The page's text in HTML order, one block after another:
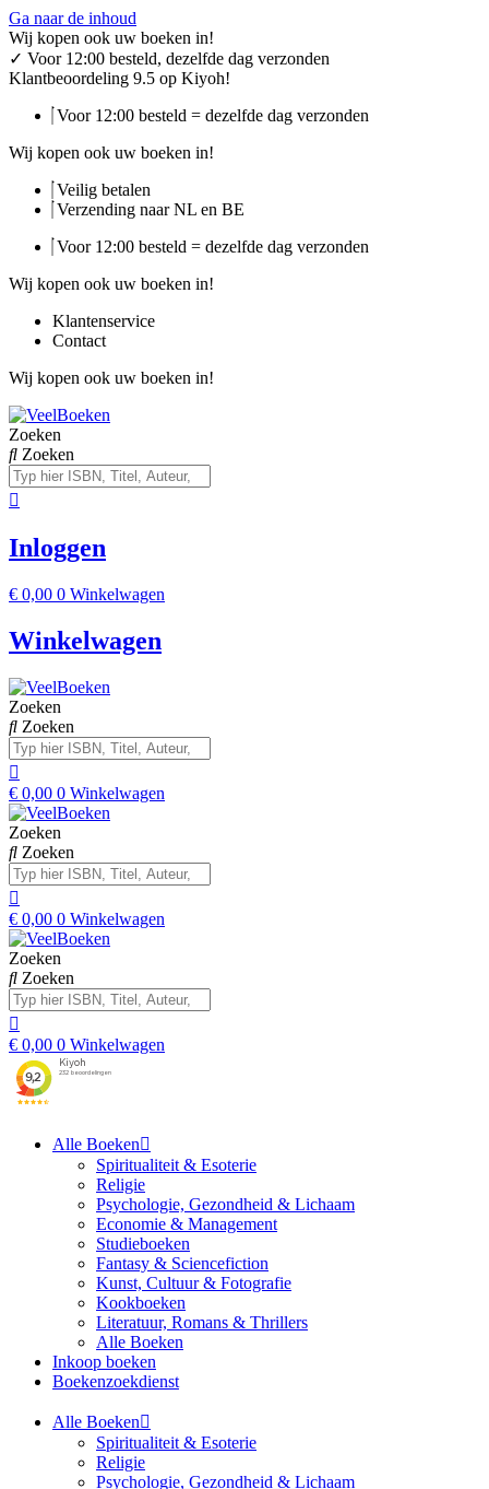
Ga naar de inhoud
Wij kopen ook uw boeken in!
✓ Voor 12:00 besteld, dezelfde dag verzonden
Klantbeoordeling 9.5 op Kiyoh!
Voor 12:00 besteld = dezelfde dag verzonden
Wij kopen ook uw boeken in!
Veilig betalen
Verzending naar NL en BE
Voor 12:00 besteld = dezelfde dag verzonden
Wij kopen ook uw boeken in!
Klantenservice
Contact
Wij kopen ook uw boeken in!
Zoeken
Zoeken
Inloggen
€ 0,00 0 Winkelwagen
Winkelwagen
Zoeken
Zoeken
€ 0,00 0 Winkelwagen
Zoeken
Zoeken
€ 0,00 0 Winkelwagen
Zoeken
Zoeken
€ 0,00 0 Winkelwagen
Alle Boeken
Spiritualiteit & Esoterie
Religie
Psychologie, Gezondheid & Lichaam
Economie & Management
Studieboeken
Fantasy & Sciencefiction
Kunst, Cultuur & Fotografie
Kookboeken
Literatuur, Romans & Thrillers
Alle Boeken
Inkoop boeken
Boekenzoekdienst
Alle Boeken
Spiritualiteit & Esoterie
Religie
Psychologie, Gezondheid & Lichaam